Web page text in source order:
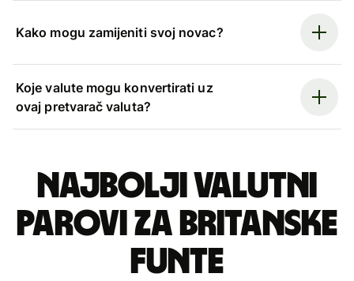
Kako mogu zamijeniti svoj novac?
Koje valute mogu konvertirati uz
ovaj pretvarač valuta?
Najbolji valutni
parovi za britanske
funte